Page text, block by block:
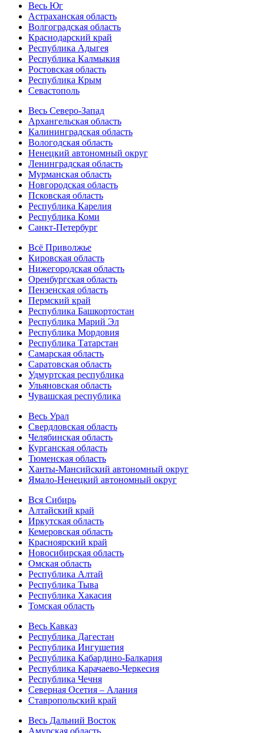
Весь Юг
Астраханская область
Волгоградская область
Краснодарский край
Республика Адыгея
Республика Калмыкия
Ростовская область
Республика Крым
Севастополь
Весь Северо-Запад
Архангельская область
Калининградская область
Вологодская область
Ненецкий автономный округ
Ленинградская область
Мурманская область
Новгородская область
Псковская область
Республика Карелия
Республика Коми
Санкт-Петербург
Всё Приволжье
Кировская область
Нижегородская область
Оренбургская область
Пензенская область
Пермский край
Республика Башкортостан
Республика Марий Эл
Республика Мордовия
Республика Татарстан
Самарская область
Саратовская область
Удмуртская республика
Ульяновская область
Чувашская республика
Весь Урал
Свердловская область
Челябинская область
Курганская область
Тюменская область
Ханты-Мансийский автономный округ
Ямало-Ненецкий автономный округ
Вся Сибирь
Алтайский край
Иркутская область
Кемеровская область
Красноярский край
Новосибирская область
Омская область
Республика Алтай
Республика Тыва
Республика Хакасия
Томская область
Весь Кавказ
Республика Дагестан
Республика Ингушетия
Республика Кабардино-Балкария
Республика Карачаево-Черкесия
Республика Чечня
Северная Осетия – Алания
Ставропольский край
Весь Дальний Восток
Амурская область